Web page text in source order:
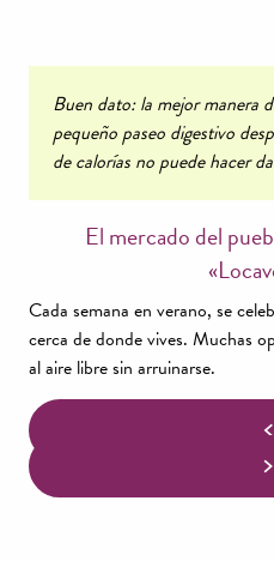
Buen dato: la mejor manera
pequeño paseo digestivo
de calorías no puede hacer
El mercado del
Cada semana en verano, se
cerca de donde vives. Muchas
al aire libre sin arruinarse.